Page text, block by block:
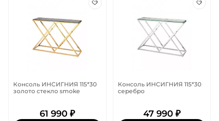
Консоль ИНСИГНИЯ 115*30
золото стекло smoke
61 990 ₽
Консоль ИНСИГНИЯ 115*30
серебро
47 990 ₽